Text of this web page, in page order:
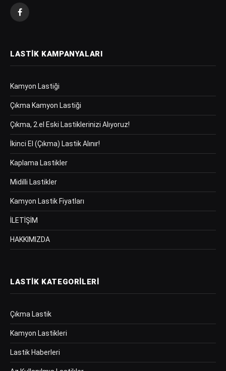
Facebook
LASTIK KAMPANYALARI
Kamyon Lastiği
Çıkma Kamyon Lastiği
Çıkma, 2.el Eski Lastiklerinizi Alıyoruz!
İkinci El (Çıkma) Lastik Alınır!
Kaplama Lastikler
Midilli Lastikler
Kamyon Lastik Fiyatları
İLETİŞİM
HAKKIMIZDA
LASTIK KATEGORILERI
Çıkma Lastik
Kamyon Lastikleri
Lastik Haberleri